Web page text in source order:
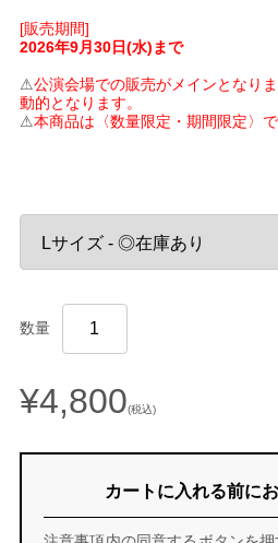
[販売期間]
2026年9月30日(水)まで
⚠公演会場での販売がメインとなり
動的となります。
⚠本商品は〈数量限定・期間限定〉
数量
¥4,800(税込)
カートに入れる前に